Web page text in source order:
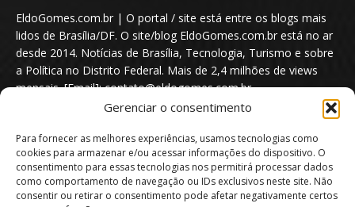
Gerenciar o consentimento
Para fornecer as melhores experiências, usamos tecnologias como
cookies para armazenar e/ou acessar informações do dispositivo. O
consentimento para essas tecnologias nos permitirá processar dados
como comportamento de navegação ou IDs exclusivos neste site. Não
consentir ou retirar o consentimento pode afetar negativamente certos
EldoGomes.com.br | O portal / site está entre os blogs mais
lidos de Brasília/DF. O site/blog EldoGomes.com.br está no ar
desde 2014. Notícias de Brasília, Tecnologia, Turismo e sobre
a Política no Distrito Federal. Mais de 2,4 milhões de views
mensais. [Email]: contato@eldogomes.com.br